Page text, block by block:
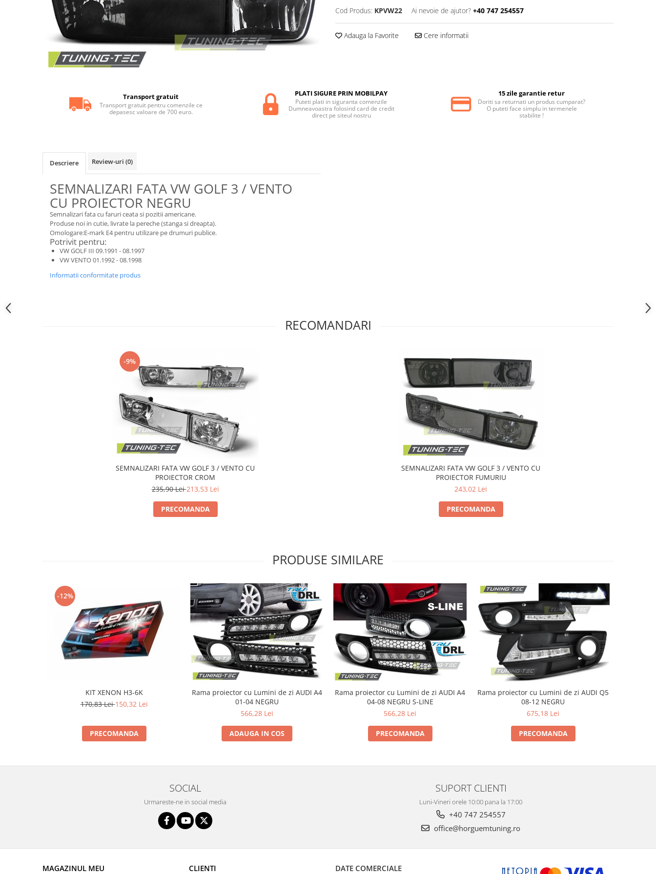
Statii radio CB
Suspensii auto
Bucsi poliuretan
Tuning aerodinamic
Accesorii bari auto
Eleroane auto
Tuning evacuare
Accesorii tobe
Banda termoizolata
Iluminari autoutilitare
Cod Produs: KPVW22 Ai nevoie de ajutor? +40 747 254557
Adauga la Favorite Cere informatii
Transport gratuit
Transport gratuit pentru comenzile ce
depasesc valoare de 700 euro.
PLATI SIGURE PRIN MOBILPAY
Puteti plati in siguranta comenzile
Dumneavoastra folosind card de credit
direct pe siteul nostru
15 zile garantie retur
Doriti sa returnati un produs cumparat?
O puteti face simplu in termenele
stabilite !
Descriere Review-uri (0)
SEMNALIZARI FATA VW GOLF 3 / VENTO
CU PROIECTOR NEGRU
Semnalizari fata cu faruri ceata si pozitii americane.
Produse noi in cutie, livrate la pereche (stanga si dreapta).
Omologare:E-mark E4 pentru utilizare pe drumuri publice.
Potrivit pentru:
VW GOLF III 09.1991 - 08.1997
VW VENTO 01.1992 - 08.1998
Informatii conformitate produs
RECOMANDARI
-9%
SEMNALIZARI FATA VW GOLF 3 / VENTO CU
PROIECTOR CROM
235,90 Lei213,53 Lei
PRECOMANDA
SEMNALIZARI FATA VW GOLF 3 / VENTO CU
PROIECTOR FUMURIU
243,02 Lei
PRECOMANDA
PRODUSE SIMILARE
-12%
KIT XENON H3-6K
170,83 Lei150,32 Lei
PRECOMANDA
Rama proiector cu Lumini de zi AUDI A4
01-04 NEGRU
566,28 Lei
ADAUGA IN COS
Rama proiector cu Lumini de zi AUDI A4
04-08 NEGRU S-LINE
566,28 Lei
PRECOMANDA
Rama proiector cu Lumini de zi AUDI Q5
08-12 NEGRU
675,18 Lei
PRECOMANDA
SOCIAL
Urmareste-ne in social media
SUPORT CLIENTI
Luni-Vineri orele 10:00 pana la 17:00
+40 747 254557
office@horguemtuning.ro
MAGAZINUL MEU CLIENTI DATE COMERCIALE